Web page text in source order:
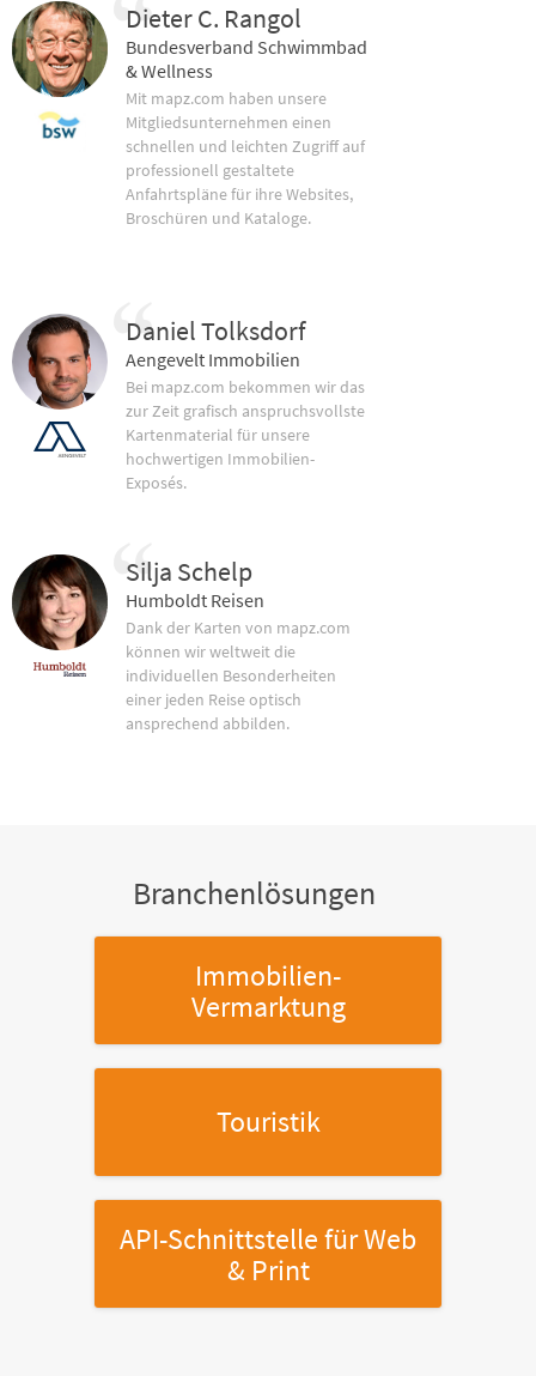
Dieter C. Rangol
Bundesverband Schwimmbad
& Wellness
Mit mapz.com haben unsere
Mitgliedsunternehmen einen
schnellen und leichten Zugriff auf
professionell gestaltete
Anfahrtspläne für ihre Websites,
Broschüren und Kataloge.
Daniel Tolksdorf
Aengevelt Immobilien
Bei mapz.com bekommen wir das
zur Zeit grafisch anspruchsvollste
Kartenmaterial für unsere
hochwertigen Immobilien-
Exposés.
Silja Schelp
Humboldt Reisen
Dank der Karten von mapz.com
können wir weltweit die
individuellen Besonderheiten
einer jeden Reise optisch
ansprechend abbilden.
Branchenlösungen
Immobilien-
Vermarktung
Touristik
API-Schnittstellefür Web
& Print